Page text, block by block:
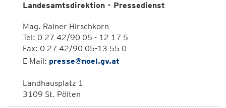
Landesamtsdirektion - Pressedienst
Mag. Rainer Hirschkorn
Tel: 0 27 42/90 05 - 12 17 5
Fax: 0 27 42/90 05-13 55 0
E-Mail: presse@noel.gv.at
Landhausplatz 1
3109 St. Pölten